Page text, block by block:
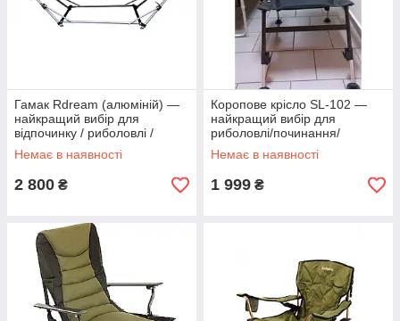
Гамак Rdream (алюміній) —
найкращий вибір для
відпочинку / риболовлі /
полювання / туризму
Немає в наявності
2 800 ₴
Коропове крісло SL-102 —
найкращий вибір для
риболовлі/починання/
полювання/ туризму
Немає в наявності
1 999 ₴